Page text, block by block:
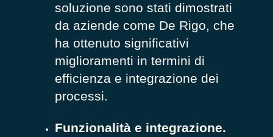
soluzione sono stati dimostrati
da aziende come De Rigo, che
ha ottenuto significativi
miglioramenti in termini di
efficienza e integrazione dei
processi.
Funzionalità e integrazione.